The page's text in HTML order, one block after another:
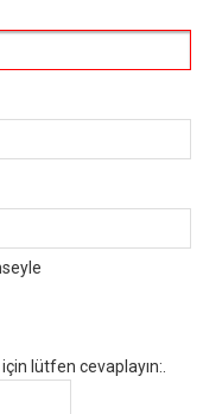
lütfen cevaplayın:.